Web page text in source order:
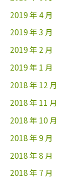
2019 年 4 月
2019 年 3 月
2019 年 2 月
2019 年 1 月
2018 年 12 月
2018 年 11 月
2018 年 10 月
2018 年 9 月
2018 年 8 月
2018 年 7 月